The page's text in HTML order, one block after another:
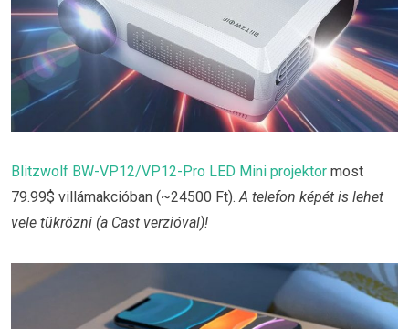
Blitzwolf BW-VP12/VP12-Pro LED Mini projektor most
79.99$ villámakcióban (~24500 Ft).A telefon képét is lehet
vele tükrözni (a Cast verzióval)!